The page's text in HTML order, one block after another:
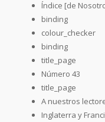
Índice [de
binding
colour_checker
binding
title_page
Número 43
title_page
A nuestros
Inglaterra y